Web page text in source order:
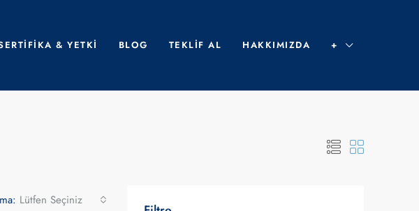
& YETKI BLOG TEKLIF AL HAKKIMIZDA +
Lütfen Seçiniz